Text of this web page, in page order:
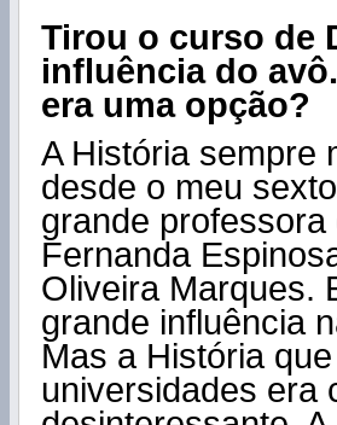
Tirou o curso de
influência do
era uma opção?
A História sempre
desde o meu
grande
Fernanda
Oliveira Marques.
grande influência
Mas a História
universidades era